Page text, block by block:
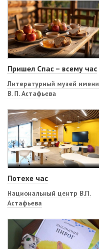
Пришел Спас – всему час
Литературный музей имени
В. П. Астафьева
Потехе час
Национальный центр В.П.
Астафьева